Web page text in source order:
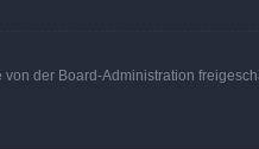
der Board-Administration